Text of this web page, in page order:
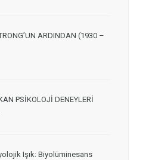
ARDINDAN (1930 –
PSİKOLOJİ DENEYLERİ
Işık: Biyolüminesans